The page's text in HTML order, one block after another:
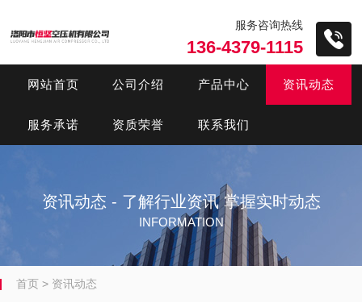
服务咨询热线
136-4379-1115
网站首页 公司介绍 产品中心 资讯动态
服务承诺 资质荣誉 联系我们
资讯动态 - 了解行业资讯 掌握实时动态
INFORMATION
首页 > 资讯动态